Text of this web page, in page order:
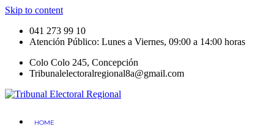
Skip to content
041 273 99 10
Atención Público: Lunes a Viernes, 09:00 a 14:00 horas
Colo Colo 245, Concepción
Tribunalelectoralregional8a@gmail.com
HOME